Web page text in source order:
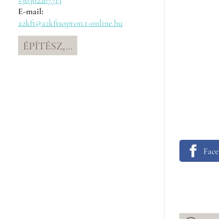
E-mail:
a2kft@a2kftsopron.t-online.hu
ÉPÍTÉSZ,...